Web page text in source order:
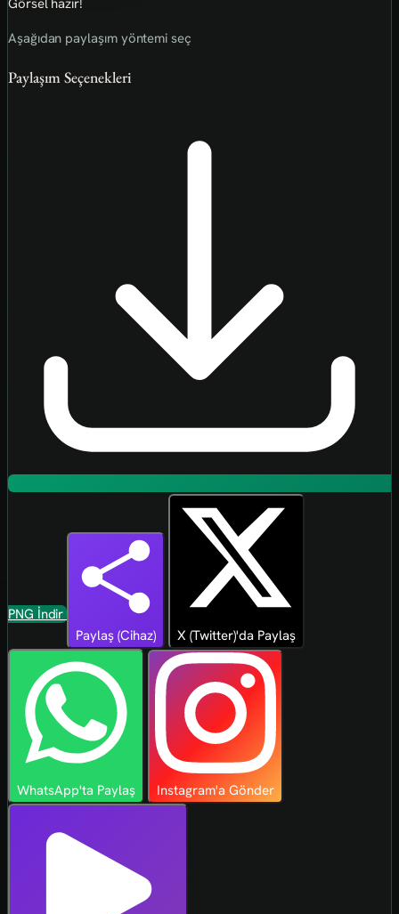
Görsel hazır!
Aşağıdan paylaşım yöntemi seç
Paylaşım Seçenekleri
PNG İndir
Paylaş (Cihaz)
X (Twitter)'da Paylaş
WhatsApp'ta Paylaş Instagram'a Gönder